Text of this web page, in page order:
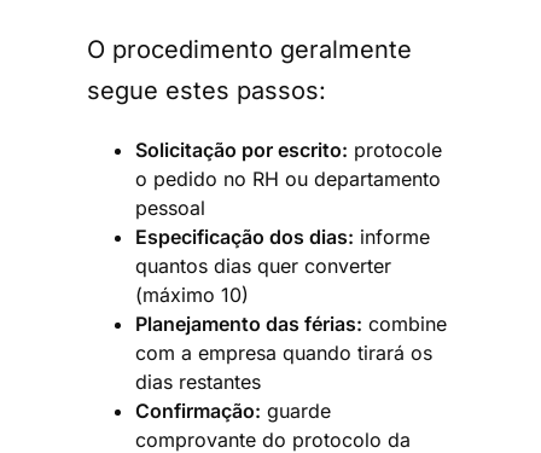
O procedimento geralmente
segue estes passos:
Solicitação por escrito: protocole
o pedido no RH ou departamento
pessoal
Especificação dos dias: informe
quantos dias quer converter
(máximo 10)
Planejamento das férias: combine
com a empresa quando tirará os
dias restantes
Confirmação: guarde
comprovante do protocolo da